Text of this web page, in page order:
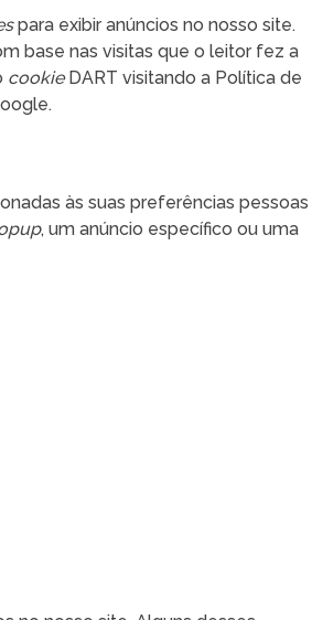
para exibir anúncios no nosso site.
base nas visitas que o leitor fez a
cookieDART visitando a Política de
às suas preferências pessoas
, um anúncio específico ou uma